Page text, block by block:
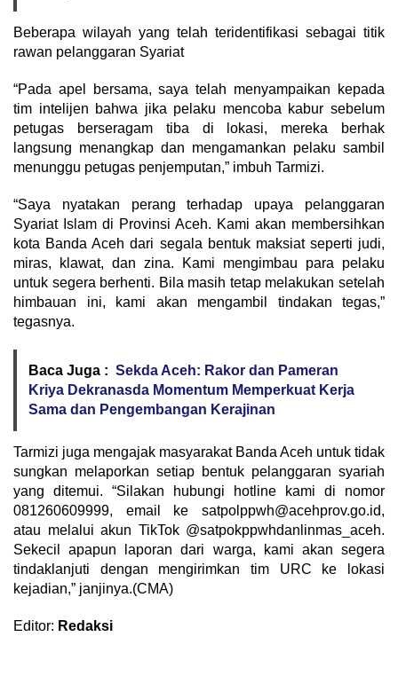
Beberapa wilayah yang telah teridentifikasi sebagai titik
rawan pelanggaran Syariat
“Pada apel bersama, saya telah menyampaikan kepada
tim intelijen bahwa jika pelaku mencoba kabur sebelum
petugas berseragam tiba di lokasi, mereka berhak
langsung menangkap dan mengamankan pelaku sambil
menunggu petugas penjemputan,” imbuh Tarmizi.
“Saya nyatakan perang terhadap upaya pelanggaran
Syariat Islam di Provinsi Aceh. Kami akan membersihkan
kota Banda Aceh dari segala bentuk maksiat seperti judi,
miras, klawat, dan zina. Kami mengimbau para pelaku
untuk segera berhenti. Bila masih tetap melakukan setelah
himbauan ini, kami akan mengambil tindakan tegas,”
tegasnya.
Baca Juga : Sekda Aceh: Rakor dan Pameran
Kriya Dekranasda Momentum Memperkuat Kerja
Sama dan Pengembangan Kerajinan
Tarmizi juga mengajak masyarakat Banda Aceh untuk tidak
sungkan melaporkan setiap bentuk pelanggaran syariah
yang ditemui. “Silakan hubungi hotline kami di nomor
081260609999, email ke satpolppwh@acehprov.go.id,
atau melalui akun TikTok @satpokppwhdanlinmas_aceh.
Sekecil apapun laporan dari warga, kami akan segera
tindaklanjuti dengan mengirimkan tim URC ke lokasi
kejadian,” janjinya.(CMA)
Editor: Redaksi